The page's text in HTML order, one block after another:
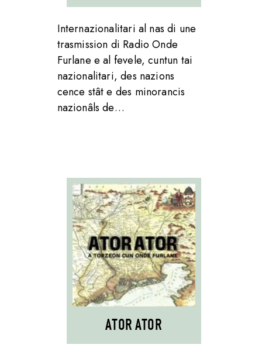
Internazionalitari al nas di une
trasmission di Radio Onde
Furlane e al fevele, cuntun tai
nazionalitari, des nazions
cence stât e des minorancis
nazionâls de…
ATOR ATOR